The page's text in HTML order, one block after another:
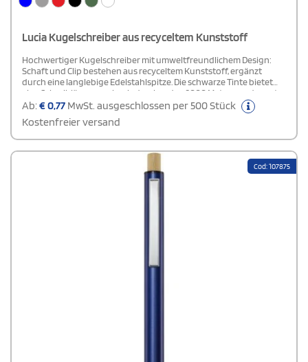
Lucia Kugelschreiber aus recyceltem Kunststoff
Hochwertiger Kugelschreiber mit umweltfreundlichem Design:
Schaft und Clip bestehen aus recyceltem Kunststoff, ergänzt
durch eine langlebige Edelstahlspitze. Die schwarze Tinte bietet
eine Schreiblänge von beeindruckenden 3000 Metern und sorgt
mit einer Strichstärke von 1,00 mm für ein präzises Schreiberlebnis.
Hergestellt in Deutschland und ideal für nachhaltiges Schreiben.
Ab:€0,77 MwSt. ausgeschlossen per 500 Stück
Kostenfreier versand
Cod: 107875